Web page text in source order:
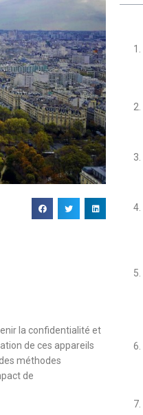
la confidentialité et
de ces appareils
méthodes
de